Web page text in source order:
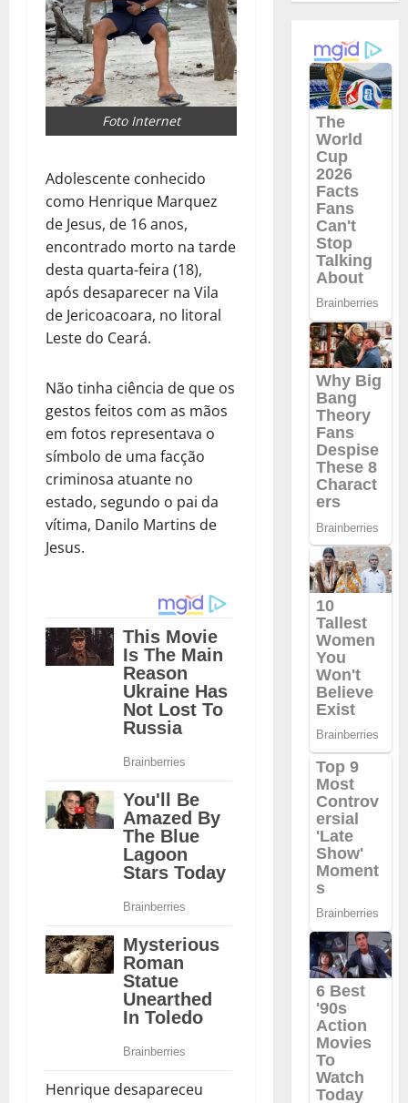
Foto Internet
Adolescente conhecido
como Henrique Marquez
de Jesus, de 16 anos,
encontrado morto na tarde
desta quarta-feira (18),
após desaparecer na Vila
de Jericoacoara, no litoral
Leste do Ceará.
Não tinha ciência de que os
gestos feitos com as mãos
em fotos representava o
símbolo de uma facção
criminosa atuante no
estado, segundo o pai da
vítima, Danilo Martins de
Jesus.
Henrique desapareceu